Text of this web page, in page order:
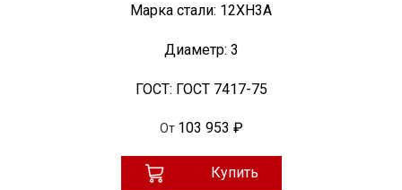
Марка стали: 12ХН3А
Диаметр: 3
ГОСТ: ГОСТ 7417-75
От 103 953 ₽
Купить